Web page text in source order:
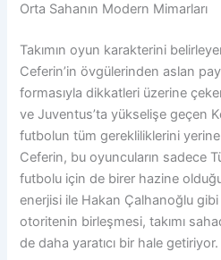
Orta Sahanın Modern Mimarları
Takımın oyun karakterini
Ceferin’in övgülerinden aslan
formasıyla dikkatleri üzerine
ve Juventus’ta yükselişe geçen
futbolun tüm gerekliliklerini
Ceferin, bu oyuncuların sadece
futbolu için de birer hazine
enerjisi ile Hakan Çalhanoğlu
otoritenin birleşmesi, takımı
de daha yaratıcı bir hale getiriyor.